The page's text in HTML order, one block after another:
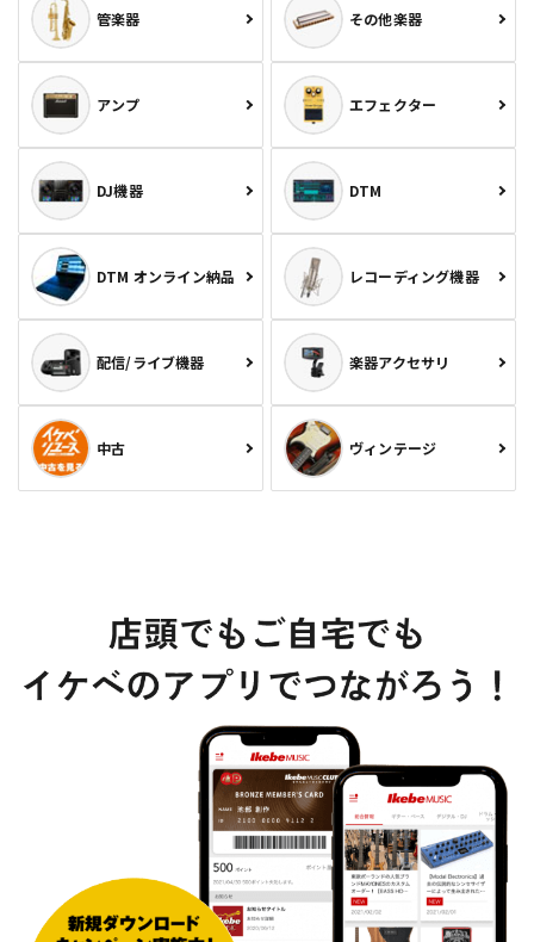
管楽器 その他楽器
アンプ エフェクター
DJ機器 DTM
DTM オンライン納品 レコーディング機器
配信/ライブ機器 楽器アクセサリ
中古 ヴィンテージ